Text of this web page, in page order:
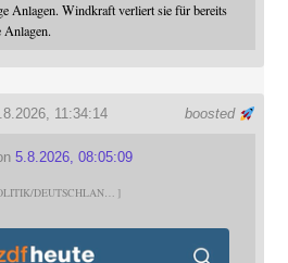
Anlagen. Windkraft verliert sie für bereits
Anlagen.
boosted
11:34:14
5.8.2026, 08:05:09
DEUTSCHLAN